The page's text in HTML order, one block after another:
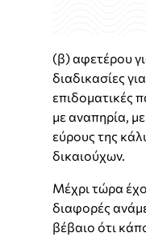
(β) αφετέρου
διαδικασίες
επιδοματικές
με αναπηρία,
εύρους της
δικαιούχων.
Μέχρι τώρα
διαφορές
βέβαιο ότι